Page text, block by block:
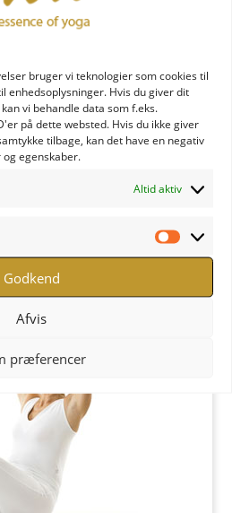
bruger vi teknologier som cookies til
enhedsoplysninger. Hvis du giver dit
vi behandle data som f.eks.
på dette websted. Hvis du ikke giver
tilbage, kan det have en negativ
egenskaber.
Altid aktiv
Godkend
Afvis
præferencer
mere